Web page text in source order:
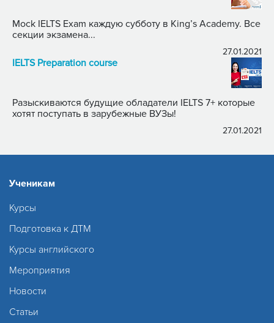
Mock IELTS Exam каждую субботу в King’s Academy. Все
секции экзамена...
27.01.2021
IELTS Preparation course
Разыскиваются будущие обладатели IELTS 7+ которые
хотят поступать в зарубежные ВУЗы!
27.01.2021
Ученикам
Курсы
Подготовка к ДТМ
Курсы английского
Мероприятия
Новости
Статьи